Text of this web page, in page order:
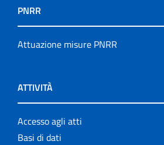
PNRR
Attuazione misure PNRR
ATTIVITÀ
Accesso agli atti
Basi di dati